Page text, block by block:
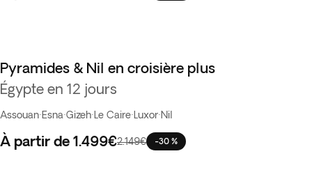
Pyramides & Nil en croisière plus
Égypte en 12 jours
Assouan·Esna·Gizeh· Le Caire· Luxor·Nil
À partir de 1.499€2.149€ -30 %